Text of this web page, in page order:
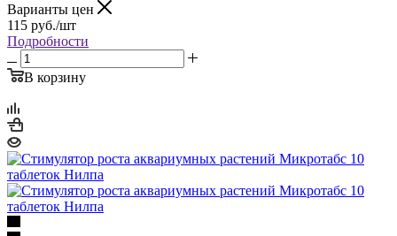
Варианты цен
115 руб./шт
Подробности
В корзину